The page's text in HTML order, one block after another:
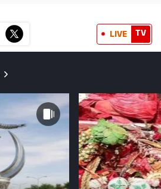
LIVE TV